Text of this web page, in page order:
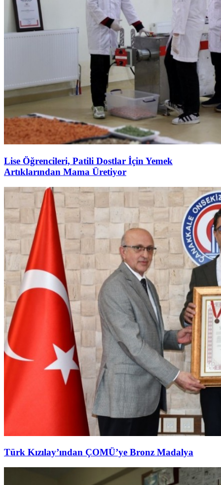
Lise Öğrencileri, Patili Dostlar İçin Yemek
Artıklarından Mama Üretiyor
Türk Kızılay’ından ÇOMÜ’ye Bronz Madalya